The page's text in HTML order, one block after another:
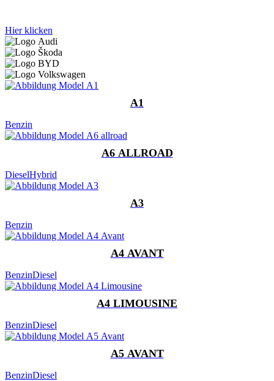
Hier klicken
A1
Benzin
A6 ALLROAD
DieselHybrid
A3
Benzin
A4 AVANT
BenzinDiesel
A4 LIMOUSINE
BenzinDiesel
A5 AVANT
BenzinDiesel